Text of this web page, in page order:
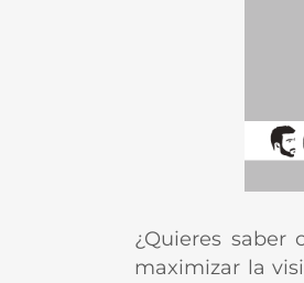
¿Quieres saber
maximizar la